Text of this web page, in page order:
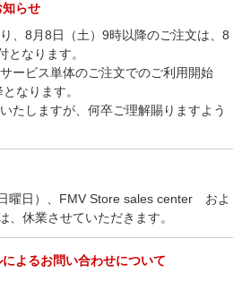
らせ
、8月8日（土）9時以降のご注文は、8
となります。
ービス単体のご注文でのご利用開始
なります。
たしますが、何卒ご理解賜りますよう
曜日）、FMV Store sales center およ
休業させていただきます。
よるお問い合わせについて